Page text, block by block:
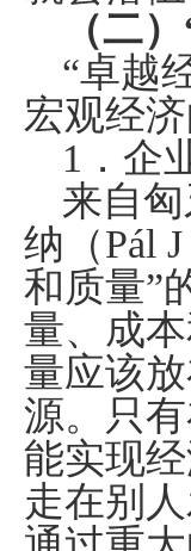
（二
“卓越
宏观经
1 ．企
来自
纳（Pál
和质量”
量、成
量应该
源。只
能实现
走在别